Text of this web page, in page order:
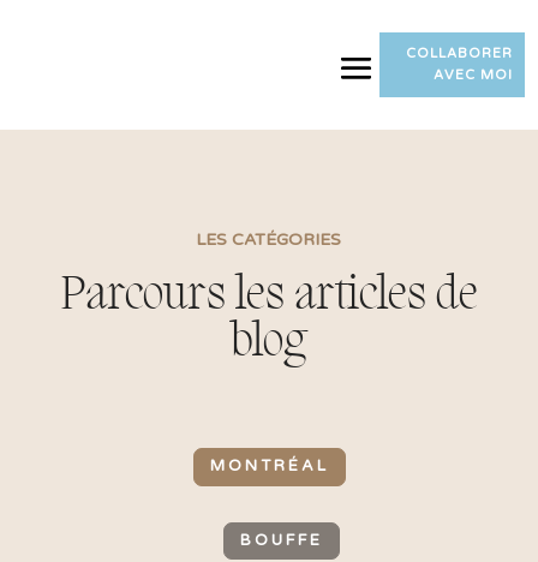
COLLABORER
AVEC MOI
LES CATÉGORIES
Parcours les articles de
blog
MONTRÉAL
BOUFFE